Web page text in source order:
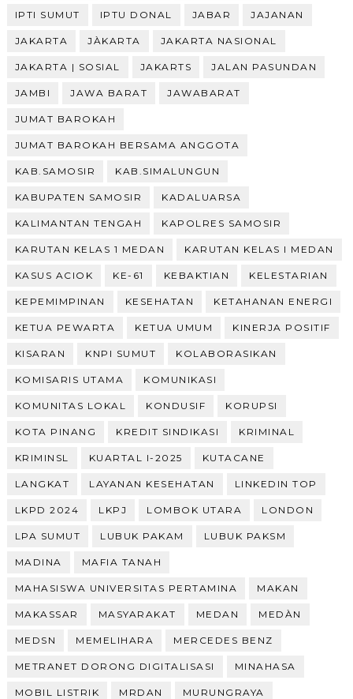
IPTI SUMUT IPTU DONAL JABAR JAJANAN
JAKARTA JÀKARTA JAKARTA NASIONAL
JAKARTA | SOSIAL JAKARTS JALAN PASUNDAN
JAMBI JAWA BARAT JAWABARAT
JUMAT BAROKAH
JUMAT BAROKAH BERSAMA ANGGOTA
KAB.SAMOSIR KAB.SIMALUNGUN
KABUPATEN SAMOSIR KADALUARSA
KALIMANTAN TENGAH KAPOLRES SAMOSIR
KARUTAN KELAS 1 MEDAN KARUTAN KELAS I MEDAN
KASUS ACIOK KE-61 KEBAKTIAN KELESTARIAN
KEPEMIMPINAN KESEHATAN KETAHANAN ENERGI
KETUA PEWARTA KETUA UMUM KINERJA POSITIF
KISARAN KNPI SUMUT KOLABORASIKAN
KOMISARIS UTAMA KOMUNIKASI
KOMUNITAS LOKAL KONDUSIF KORUPSI
KOTA PINANG KREDIT SINDIKASI KRIMINAL
KRIMINSL KUARTAL I-2025 KUTACANE
LANGKAT LAYANAN KESEHATAN LINKEDIN TOP
LKPD 2024 LKPJ LOMBOK UTARA LONDON
LPA SUMUT LUBUK PAKAM LUBUK PAKSM
MADINA MAFIA TANAH
MAHASISWA UNIVERSITAS PERTAMINA MAKAN
MAKASSAR MASYARAKAT MEDAN MEDÀN
MEDSN MEMELIHARA MERCEDES BENZ
METRANET DORONG DIGITALISASI MINAHASA
MOBIL LISTRIK MRDAN MURUNGRAYA